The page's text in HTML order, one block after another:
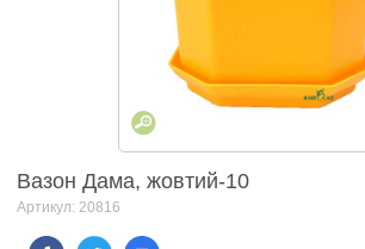
Вазон Дама, жовтий-10
Артикул: 20816